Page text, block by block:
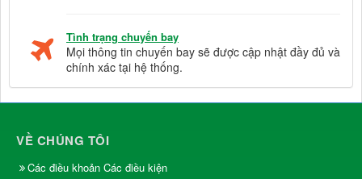
Tình trạng chuyến bay
Mọi thông tin chuyến bay sẽ được cập nhật đầy đủ và
chính xác tại hệ thống.
VỀ CHÚNG TÔI
Các điều khoản Các điều kiện